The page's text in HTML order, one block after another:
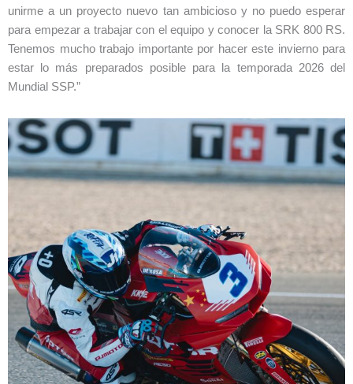
unirme a un proyecto nuevo tan ambicioso y no puedo esperar
para empezar a trabajar con el equipo y conocer la SRK 800 RS.
Tenemos mucho trabajo importante por hacer este invierno para
estar lo más preparados posible para la temporada 2026 del
Mundial SSP.”